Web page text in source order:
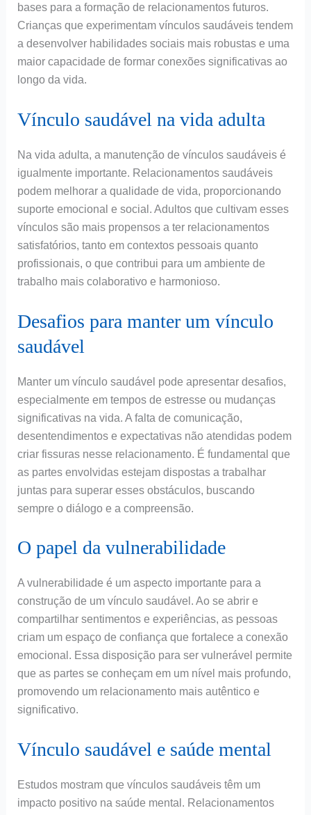
bases para a formação de relacionamentos futuros.
Crianças que experimentam vínculos saudáveis tendem
a desenvolver habilidades sociais mais robustas e uma
maior capacidade de formar conexões significativas ao
longo da vida.
Vínculo saudável na vida adulta
Na vida adulta, a manutenção de vínculos saudáveis é
igualmente importante. Relacionamentos saudáveis
podem melhorar a qualidade de vida, proporcionando
suporte emocional e social. Adultos que cultivam esses
vínculos são mais propensos a ter relacionamentos
satisfatórios, tanto em contextos pessoais quanto
profissionais, o que contribui para um ambiente de
trabalho mais colaborativo e harmonioso.
Desafios para manter um vínculo
saudável
Manter um vínculo saudável pode apresentar desafios,
especialmente em tempos de estresse ou mudanças
significativas na vida. A falta de comunicação,
desentendimentos e expectativas não atendidas podem
criar fissuras nesse relacionamento. É fundamental que
as partes envolvidas estejam dispostas a trabalhar
juntas para superar esses obstáculos, buscando
sempre o diálogo e a compreensão.
O papel da vulnerabilidade
A vulnerabilidade é um aspecto importante para a
construção de um vínculo saudável. Ao se abrir e
compartilhar sentimentos e experiências, as pessoas
criam um espaço de confiança que fortalece a conexão
emocional. Essa disposição para ser vulnerável permite
que as partes se conheçam em um nível mais profundo,
promovendo um relacionamento mais autêntico e
significativo.
Vínculo saudável e saúde mental
Estudos mostram que vínculos saudáveis têm um
impacto positivo na saúde mental. Relacionamentos